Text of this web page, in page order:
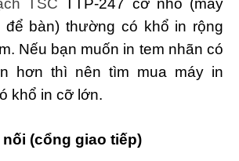
TSC TTP-247 cỡ nhỏ (máy
để bàn) thường có khổ in rộng
Nếu bạn muốn in tem nhãn có
hơn thì nên tìm mua máy in
khổ in cỡ lớn.
(cổng giao tiếp)